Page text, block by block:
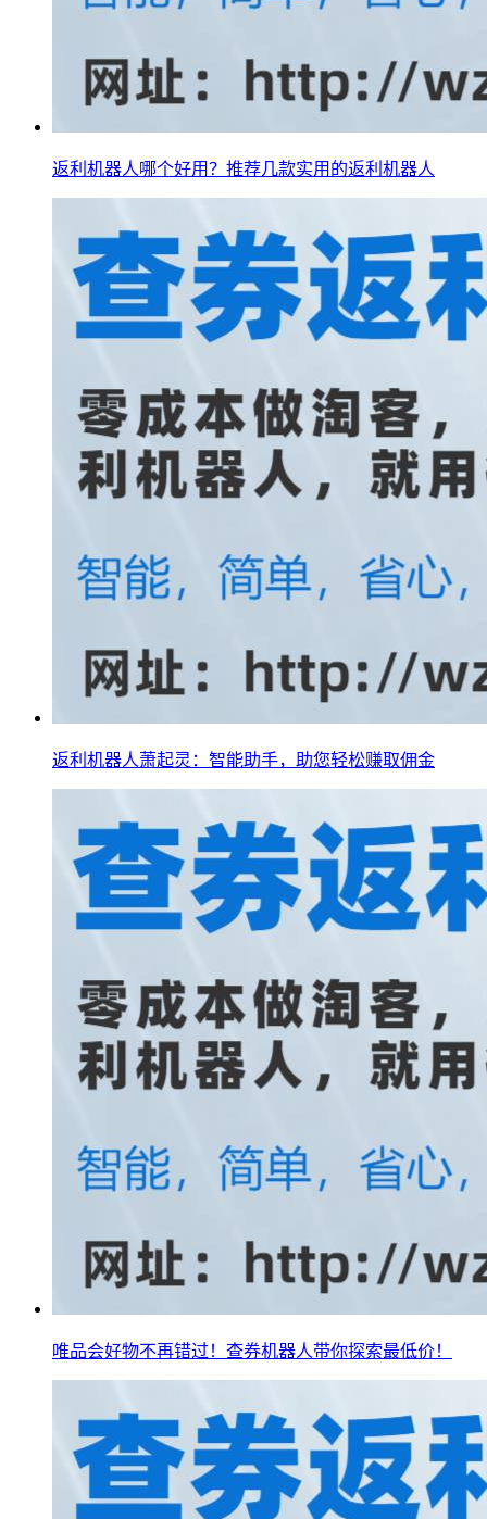
返利机器人哪个好用？推荐几款实用的返利机器人
返利机器人萧起灵：智能助手，助您轻松赚取佣金
唯品会好物不再错过！查券机器人带你探索最低价！